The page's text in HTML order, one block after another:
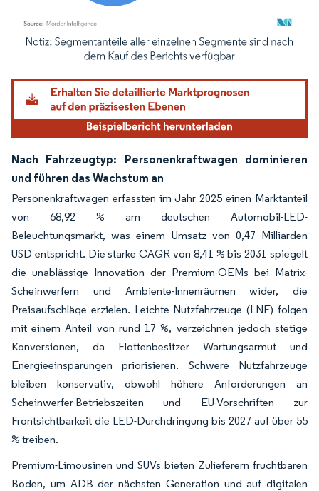
Bild © Mordor Intelligence. Wiederverwendung erfordert Namensnennung
Nach Fahrzeugtyp: Personenkraftwagen dominieren
und führen das Wachstum an
Personenkraftwagen erfassten im Jahr 2025 einen Marktanteil
von 68,92 % am deutschen Automobil-LED-
Beleuchtungsmarkt, was einem Umsatz von 0,47 Milliarden
USD entspricht. Die starke CAGR von 8,41 % bis 2031 spiegelt
die unablässige Innovation der Premium-OEMs bei Matrix-
Scheinwerfern und Ambiente-Innenräumen wider, die
Preisaufschläge erzielen. Leichte Nutzfahrzeuge (LNF) folgen
mit einem Anteil von rund 17 %, verzeichnen jedoch stetige
Konversionen, da Flottenbesitzer Wartungsarmut und
Energieeinsparungen priorisieren. Schwere Nutzfahrzeuge
bleiben konservativ, obwohl höhere Anforderungen an
Scheinwerfer-Betriebszeiten und EU-Vorschriften zur
Frontsichtbarkeit die LED-Durchdringung bis 2027 auf über 55
% treiben.
Premium-Limousinen und SUVs bieten Zulieferern fruchtbaren
Boden, um ADB der nächsten Generation und auf digitalen